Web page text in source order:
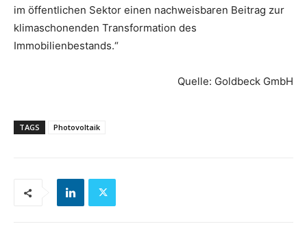
im öffentlichen Sektor einen nachweisbaren Beitrag zur
klimaschonenden Transformation des
Immobilienbestands.“
Quelle: Goldbeck GmbH
TAGS Photovoltaik